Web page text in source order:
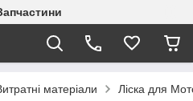
матеріали Ліска для